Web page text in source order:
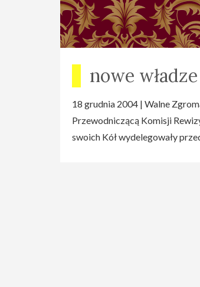
nowe
18 grudnia 2004 | Walne
Przewodniczącą Komisji
swoich Kół wydelegowały